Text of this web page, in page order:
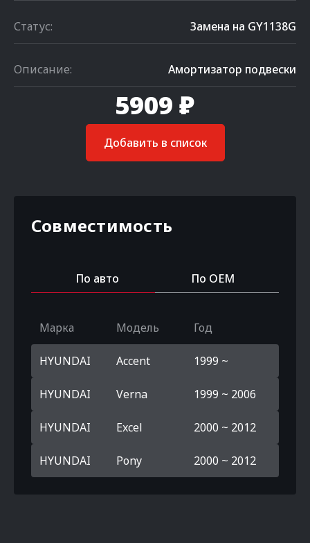
Статус: Замена на GY1138G
Описание: Амортизатор подвески
5909 ₽
Добавить в список
Совместимость
По авто По OEM
Марка Модель Год
HYUNDAI Accent 1999 ~
HYUNDAI Verna 1999 ~ 2006
HYUNDAI Excel 2000 ~ 2012
HYUNDAI Pony 2000 ~ 2012